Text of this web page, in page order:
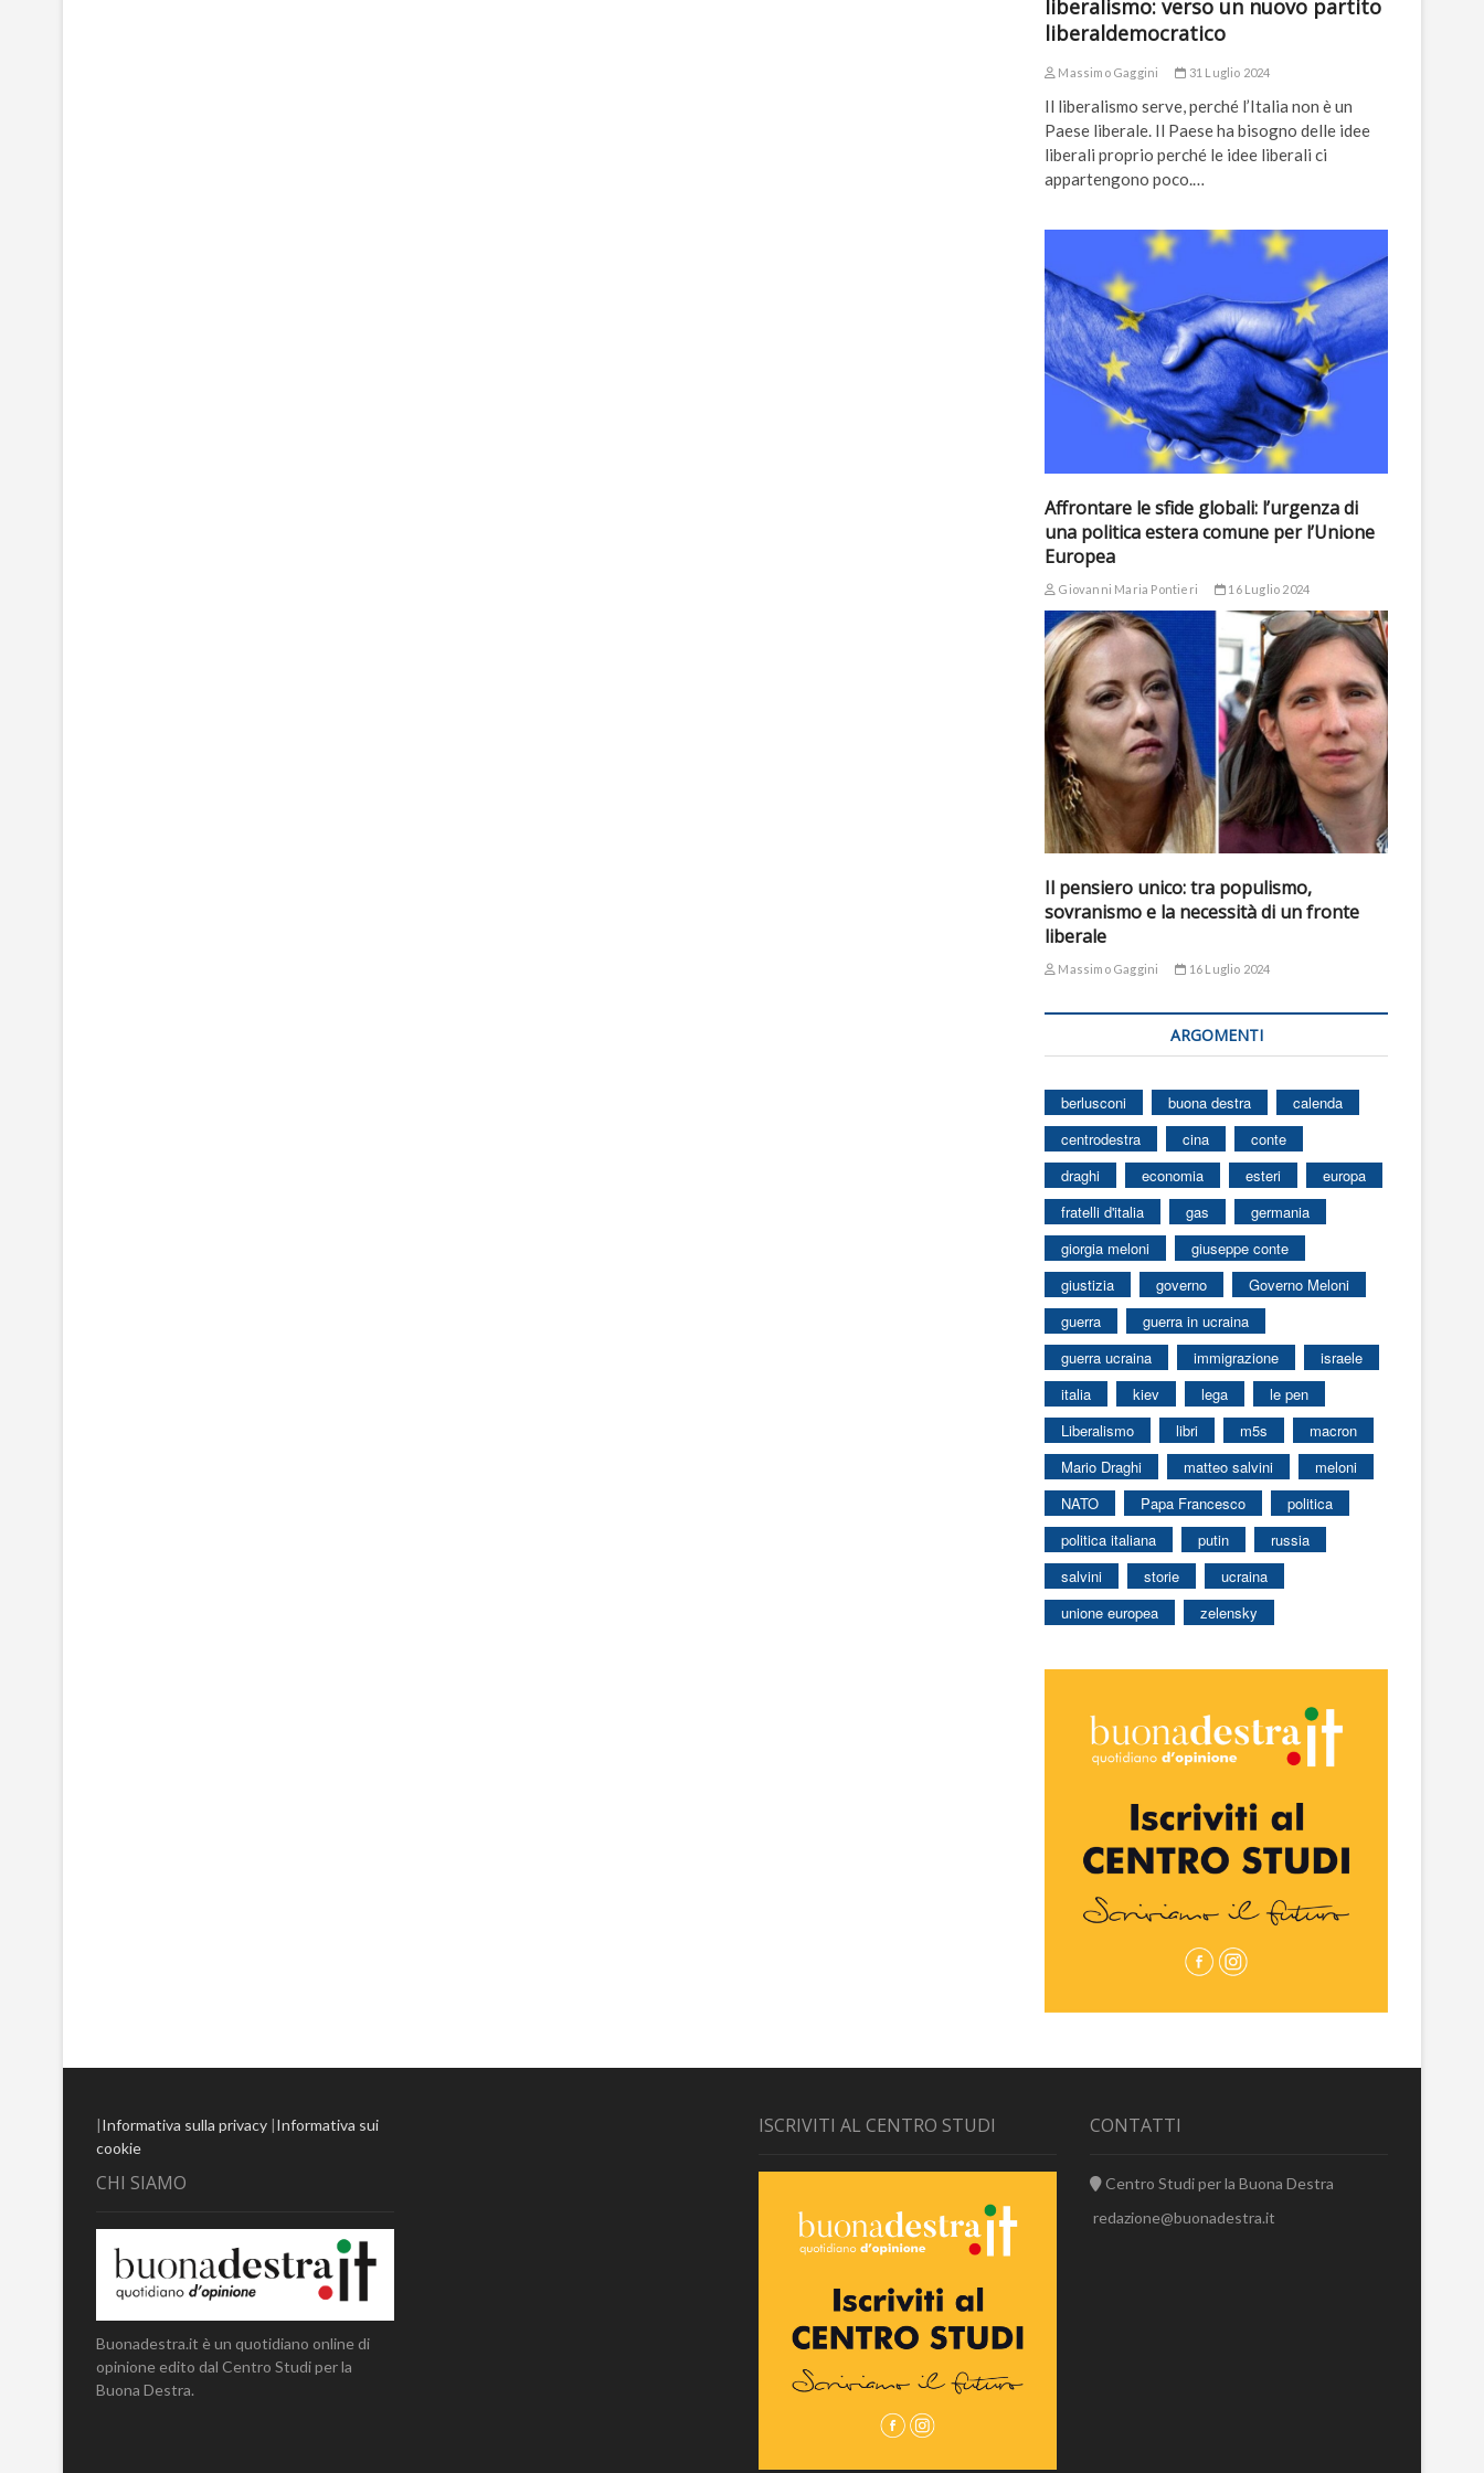
liberalismo: verso un nuovo partito
liberaldemocratico
Massimo Gaggini 31 Luglio 2024
Il liberalismo serve, perché l’Italia non è un
Paese liberale. Il Paese ha bisogno delle idee
liberali proprio perché le idee liberali ci
appartengono poco.…
Affrontare le sfide globali: l’urgenza di
una politica estera comune per l’Unione
Europea
Giovanni Maria Pontieri 16 Luglio 2024
Il pensiero unico: tra populismo,
sovranismo e la necessità di un fronte
liberale
Massimo Gaggini 16 Luglio 2024
ARGOMENTI
berlusconi buona destra
calenda
centrodestra
cina
conte
draghi
economia esteri
europa
fratelli d'italia
gas
germania
giorgia meloni
giuseppe conte
giustizia
governo
Governo Meloni
guerra
guerra in ucraina
guerra ucraina
immigrazione
israele
italia
kiev lega
le pen
Liberalismo
libri m5s
macron
Mario Draghi
matteo salvini
meloni
NATO
Papa Francesco
politica
politica italiana
putin
russia
salvini
storie
ucraina
unione europea
zelensky
|Informativa sulla privacy |Informativa sui
cookie
CHI SIAMO
Buonadestra.it è un quotidiano online di
opinione edito dal Centro Studi per la
Buona Destra.
ISCRIVITI AL CENTRO STUDI CONTATTI
Centro Studi per la Buona Destra
redazione@buonadestra.it